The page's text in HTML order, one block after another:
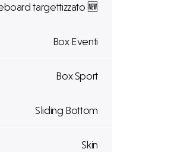
targettizzato 🆕
Box Eventi
Box Sport
Sliding Bottom
Skin